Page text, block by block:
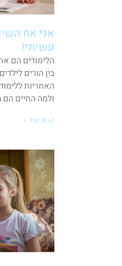
אני את
עשיתי!
הלימודים הם
בין הורים
האחריות
ולמה החיים
קרא עוד »